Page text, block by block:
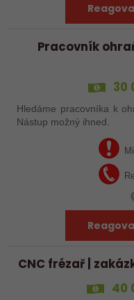
Pracovník
30
Hledáme pracovníka k
Nástup možný ihned.
CNC frézař |
40